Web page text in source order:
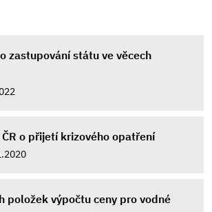
zastupování státu ve věcech
o přijetí krizového opatření
položek výpočtu ceny pro vodné